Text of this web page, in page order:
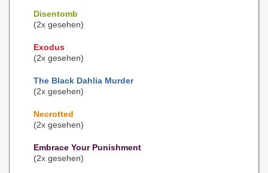
Disentomb
(2x gesehen)
Exodus
(2x gesehen)
The Black Dahlia Murder
(2x gesehen)
Necrotted
(2x gesehen)
Embrace Your Punishment
(2x gesehen)